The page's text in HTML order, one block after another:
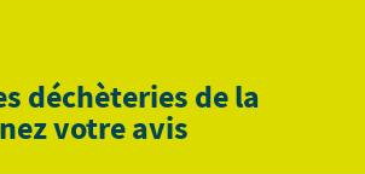
déchèteries de la
votre avis